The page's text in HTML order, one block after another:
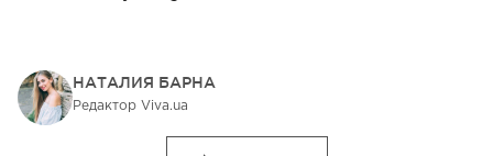
НАТАЛИЯ БАРНА
Редактор Viva.ua